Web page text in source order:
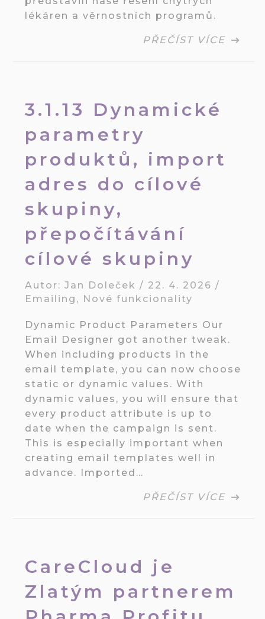
lékáren a věrnostních programů.
PŘEČÍST VÍCE
3.1.13 Dynamické
parametry
produktů, import
adres do cílové
skupiny,
přepočítávání
cílové skupiny
Autor:Jan Doleček / 22. 4. 2026/
Emailing , Nové funkcionality
Dynamic Product Parameters Our
Email Designer got another tweak.
When including products in the
email template, you can now choose
static or dynamic values. With
dynamic values, you will ensure that
every product attribute is up to
date when the campaign is sent.
This is especially important when
creating email templates well in
advance. Imported…
PŘEČÍST VÍCE
CareCloud je
Zlatým partnerem